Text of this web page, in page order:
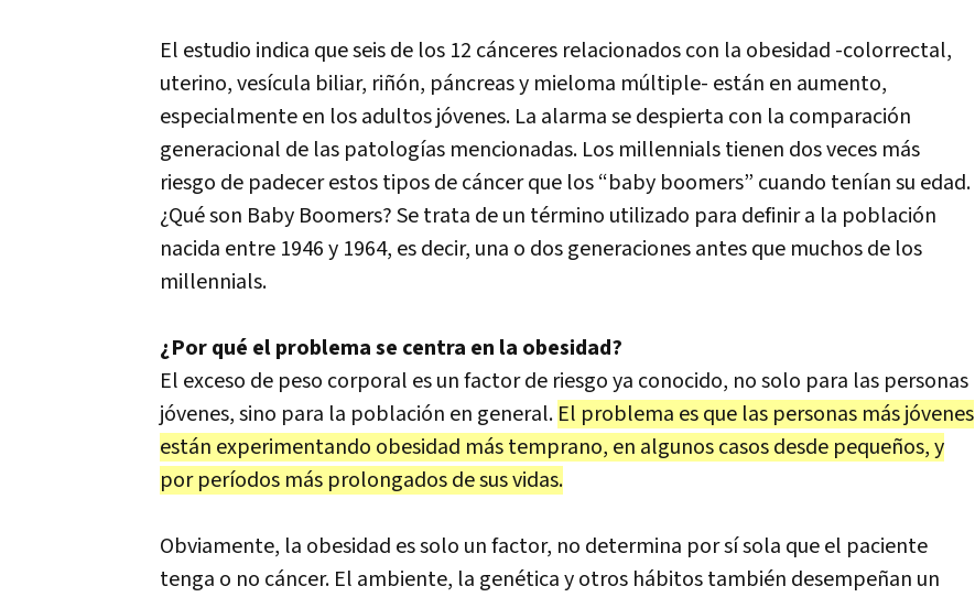
El estudio indica que seis de los 12 cánceres relacionados con la obesidad -colorrectal,
uterino, vesícula biliar, riñón, páncreas y mieloma múltiple- están en aumento,
especialmente en los adultos jóvenes. La alarma se despierta con la comparación
generacional de las patologías mencionadas. Los millennials tienen dos veces más
riesgo de padecer estos tipos de cáncer que los “baby boomers” cuando tenían su edad.
¿Qué son Baby Boomers? Se trata de un término utilizado para definir a la población
nacida entre 1946 y 1964, es decir, una o dos generaciones antes que muchos de los
millennials.
¿Por qué el problema se centra en la obesidad?
El exceso de peso corporal es un factor de riesgo ya conocido, no solo para las personas
jóvenes, sino para la población en general. El problema es que las personas más jóvenes
están experimentando obesidad más temprano, en algunos casos desde pequeños, y
por períodos más prolongados de sus vidas.
Obviamente, la obesidad es solo un factor, no determina por sí sola que el paciente
tenga o no cáncer. El ambiente, la genética y otros hábitos también desempeñan un